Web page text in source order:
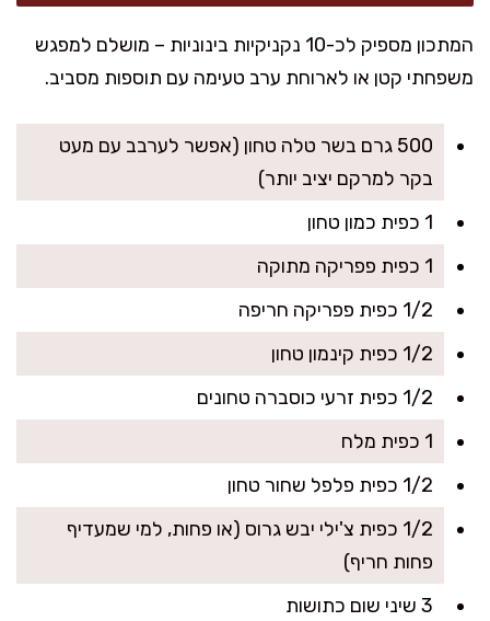
המתכון מספיק לכ-10 נקניקיות בינוניות – מושלם למפגש
משפחתי קטן או לארוחת ערב טעימה עם תוספות מסביב.
500 גרם בשר טלה טחון (אפשר לערבב עם מעט
בקר למרקם יציב יותר)
1 כפית כמון טחון
1 כפית פפריקה מתוקה
1/2 כפית פפריקה חריפה
1/2 כפית קינמון טחון
1/2 כפית זרעי כוסברה טחונים
1 כפית מלח
1/2 כפית פלפל שחור טחון
1/2 כפית צ'ילי יבש גרוס (או פחות, למי שמעדיף
פחות חריף)
3 שיני שום כתושות